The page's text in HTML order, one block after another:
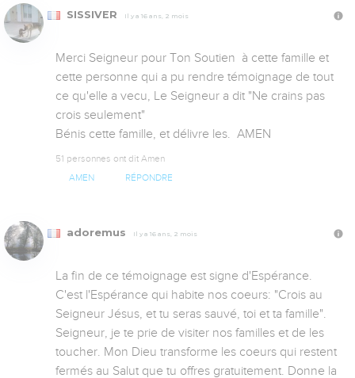
SISSIVER Il y a 16 ans, 2 mois
Merci Seigneur pour Ton Soutien  à cette famille et
cette personne qui a pu rendre témoignage de tout
ce qu'elle a vecu, Le Seigneur a dit "Ne crains pas
crois seulement"
Bénis cette famille, et délivre les.  AMEN
51 personnes ont dit Amen
AMEN RÉPONDRE
adoremus Il y a 16 ans, 2 mois
La fin de ce témoignage est signe d'Espérance.
C'est l'Espérance qui habite nos coeurs: "Crois au
Seigneur Jésus, et tu seras sauvé, toi et ta famille".
Seigneur, je te prie de visiter nos familles et de les
toucher. Mon Dieu transforme les coeurs qui restent
fermés au Salut que tu offres gratuitement. Donne la